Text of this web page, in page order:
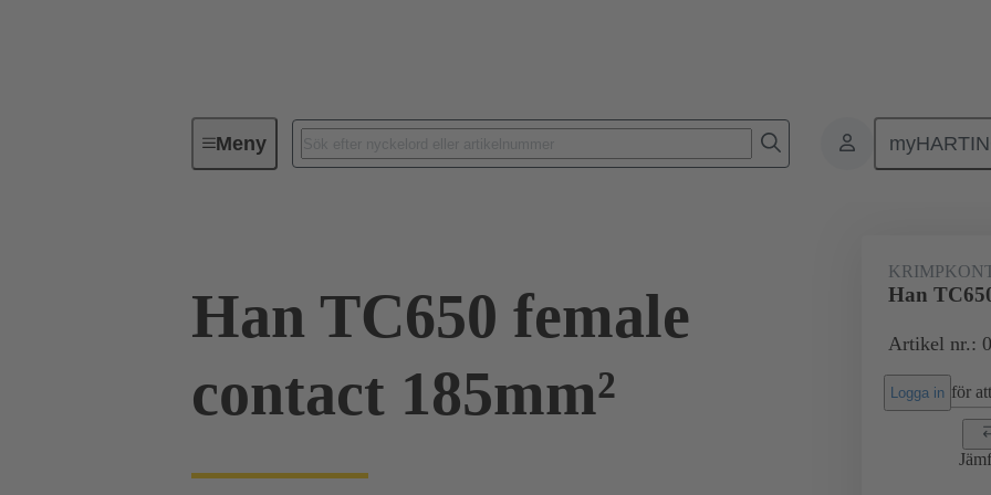
MenyIndustriella kontaktdon / Han® Kontakter Elektrisk
Han TC650 female
contact 185mm²
Han
Artikel nr.:
Logga in för